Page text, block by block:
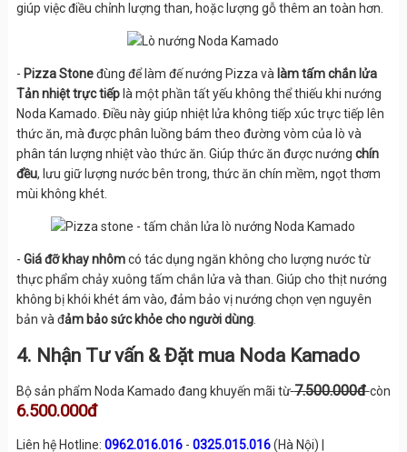
giúp việc điều chỉnh lượng than, hoặc lượng gỗ thêm an toàn hơn.
- Pizza Stoneđùng để làm đế nướng Pizza vàlàm tấm chắn lửa
Tản nhiệt trực tiếplà một phần tất yếu không thể thiếu khi nướng
Noda Kamado. Điều này giúp nhiệt lửa không tiếp xúc trực tiếp lên
thức ăn, mà được phân luồng bám theo đường vòm của lò và
phân tán lượng nhiệt vào thức ăn. Giúp thức ăn được nướng chín
đều, lưu giữ lượng nước bên trong, thức ăn chín mềm, ngọt thơm
mùi không khét.
- Giá đỡ khay nhômcó tác dụng ngăn không cho lượng nước từ
thực phẩm chảy xuông tấm chắn lửa và than. Giúp cho thịt nướng
không bị khói khét ám vào, đảm bảo vị nướng chọn vẹn nguyên
bản và đảm bảo sức khỏe cho người dùng.
4. Nhận Tư vấn & Đặt mua Noda Kamado
Bộ sản phẩm Noda Kamado đang khuyến mãi từ 7.500.000đ còn
6.500.000đ
Liên hệ Hotline: 0962.016.016- 0325.015.016(Hà Nội) |